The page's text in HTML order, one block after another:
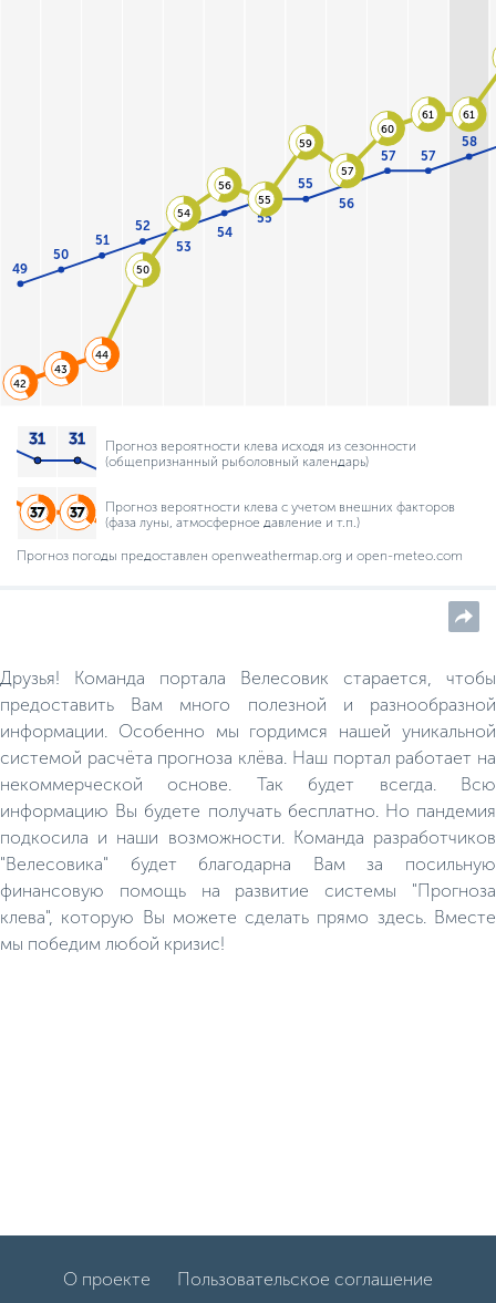
49
50
51
52
53
54
55
55
56
57 57
58
42
43
44
50
54
56
55
59
57
60
61 61
Прогноз вероятности клева исходя из сезонности
(общепризнанный рыболовный календарь)
Прогноз вероятности клева с учетом внешних факторов
(фаза луны, атмосферное давление и т.п.)
Прогноз погоды предоставлен openweathermap.org и open-meteo.com
Друзья! Команда портала Велесовик старается, чтобы
предоставить Вам много полезной и разнообразной
информации. Особенно мы гордимся нашей уникальной
системой расчёта прогноза клёва. Наш портал работает на
некоммерческой основе. Так будет всегда. Всю
информацию Вы будете получать бесплатно. Но пандемия
подкосила и наши возможности. Команда разработчиков
"Велесовика" будет благодарна Вам за посильную
финансовую помощь на развитие системы "Прогноза
клева", которую Вы можете сделать прямо здесь. Вместе
мы победим любой кризис!
О проекте Пользовательское соглашение